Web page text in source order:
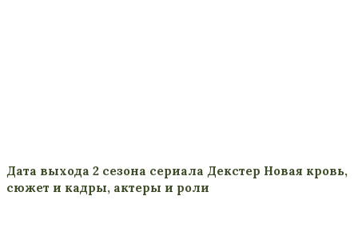
Дата выхода 2 сезона сериала Декстер Новая кровь,
сюжет и кадры, актеры и роли